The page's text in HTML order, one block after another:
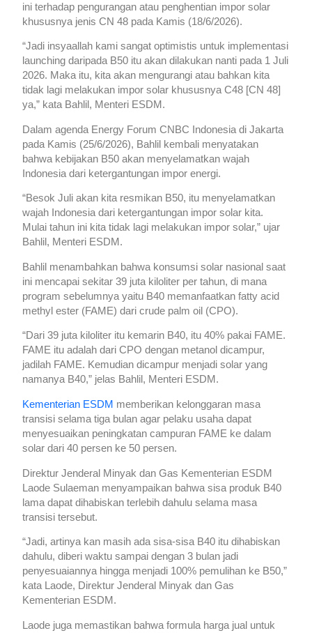
ini terhadap pengurangan atau penghentian impor solar
khususnya jenis CN 48 pada Kamis (18/6/2026).
“Jadi insyaallah kami sangat optimistis untuk implementasi
launching daripada B50 itu akan dilakukan nanti pada 1 Juli
2026. Maka itu, kita akan mengurangi atau bahkan kita
tidak lagi melakukan impor solar khususnya C48 [CN 48]
ya,” kata Bahlil, Menteri ESDM.
Dalam agenda Energy Forum CNBC Indonesia di Jakarta
pada Kamis (25/6/2026), Bahlil kembali menyatakan
bahwa kebijakan B50 akan menyelamatkan wajah
Indonesia dari ketergantungan impor energi.
“Besok Juli akan kita resmikan B50, itu menyelamatkan
wajah Indonesia dari ketergantungan impor solar kita.
Mulai tahun ini kita tidak lagi melakukan impor solar,” ujar
Bahlil, Menteri ESDM.
Bahlil menambahkan bahwa konsumsi solar nasional saat
ini mencapai sekitar 39 juta kiloliter per tahun, di mana
program sebelumnya yaitu B40 memanfaatkan fatty acid
methyl ester (FAME) dari crude palm oil (CPO).
“Dari 39 juta kiloliter itu kemarin B40, itu 40% pakai FAME.
FAME itu adalah dari CPO dengan metanol dicampur,
jadilah FAME. Kemudian dicampur menjadi solar yang
namanya B40,” jelas Bahlil, Menteri ESDM.
Kementerian ESDM memberikan kelonggaran masa
transisi selama tiga bulan agar pelaku usaha dapat
menyesuaikan peningkatan campuran FAME ke dalam
solar dari 40 persen ke 50 persen.
Direktur Jenderal Minyak dan Gas Kementerian ESDM
Laode Sulaeman menyampaikan bahwa sisa produk B40
lama dapat dihabiskan terlebih dahulu selama masa
transisi tersebut.
“Jadi, artinya kan masih ada sisa-sisa B40 itu dihabiskan
dahulu, diberi waktu sampai dengan 3 bulan jadi
penyesuaiannya hingga menjadi 100% pemulihan ke B50,”
kata Laode, Direktur Jenderal Minyak dan Gas
Kementerian ESDM.
Laode juga memastikan bahwa formula harga jual untuk